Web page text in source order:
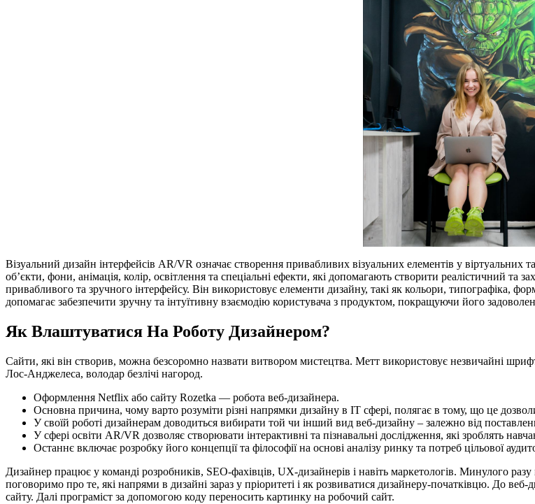
Візуальний дизайн інтерфейсів AR/VR означає створення привабливих візуальних елементів у
об’єкти, фони, анімація, колір, освітлення та спеціальні ефекти, які допомагають створити реалістичний
привабливого та зручного інтерфейсу. Він використовує елементи дизайну, такі як кольори, типографіка,
допомагає забезпечити зручну та інтуїтивну взаємодію користувача з продуктом, покращуючи його
Як Влаштуватися На Роботу Дизайнером?
Сайти, які він створив, можна безсоромно назвати витвором мистецтва. Метт використовує незвичайні
Лос-Анджелеса, володар безлічі нагород.
Оформлення Netflix або сайту Rozetka — робота веб-дизайнера.
Основна причина, чому варто розуміти різні напрямки дизайну в IT сфері, полягає в тому, що це
У своїй роботі дизайнерам доводиться вибирати той чи інший вид веб-дизайну – залежно від
У сфері освіти AR/VR дозволяє створювати інтерактивні та пізнавальні дослідження, які зроблять
Останнє включає розробку його концепції та філософії на основі аналізу ринку та потреб цільової
Дизайнер працює у команді розробників, SEO-фахівців, UX-дизайнерів і навіть маркетологів. Минулого
поговоримо про те, які напрями в дизайні зараз у пріоритеті і як розвиватися дизайнеру-початківцю. До
сайту. Далі програміст за допомогою коду переносить картинку на робочий сайт.